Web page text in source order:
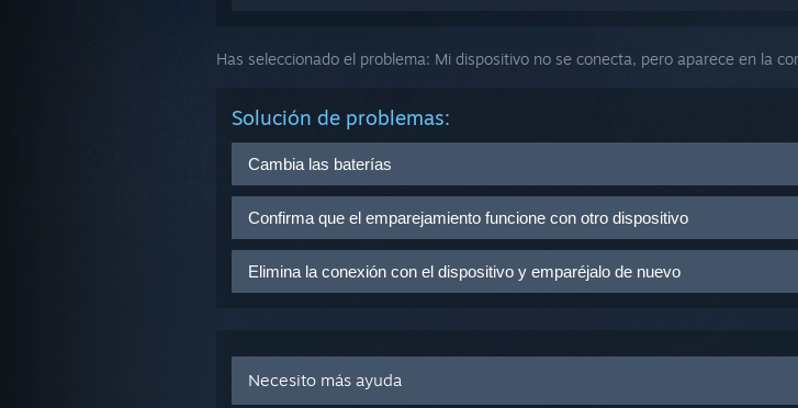
Has seleccionado el problema: Mi dispositivo no se conecta, pero aparece en la
Solución de problemas:
Cambia las baterías
Confirma que el emparejamiento funcione con otro dispositivo
correctamente.
Elimina la conexión con el dispositivo y emparéjalo de nuevo
la lista de configuración de Bluetooth de Steam Link.
Pulsa el botón(X)para eliminar el emparejamiento entre Steam Link y el
Necesito más ayuda